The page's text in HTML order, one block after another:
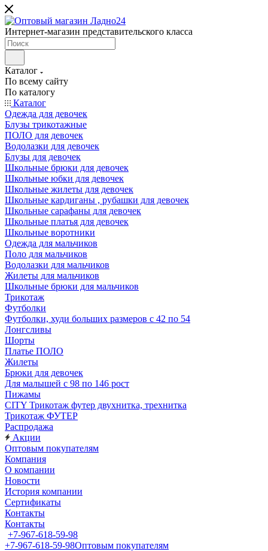
Интернет-магазин представительского класса
Каталог
По всему сайту
По каталогу
Каталог
Одежда для девочек
Блузы трикотажные
ПОЛО для девочек
Водолазки для девочек
Блузы для девочек
Школьные брюки для девочек
Школьные юбки для девочек
Школьные жилеты для девочек
Школьные кардиганы , рубашки для девочек
Школьные сарафаны для девочек
Школьные платья для девочек
Школьные воротники
Одежда для мальчиков
Поло для мальчиков
Водолазки для мальчиков
Жилеты для мальчиков
Школьные брюки для мальчиков
Трикотаж
Футболки
Футболки, худи больших размеров с 42 по 54
Лонгсливы
Шорты
Платье ПОЛО
Жилеты
Брюки для девочек
Для малышей с 98 по 146 рост
Пижамы
CITY Трикотаж футер двухнитка, трехнитка
Трикотаж ФУТЕР
Распродажа
Акции
Оптовым покупателям
Компания
О компании
Новости
История компании
Сертификаты
Контакты
Контакты
+7-967-618-59-98
+7-967-618-59-98Оптовым покупателям